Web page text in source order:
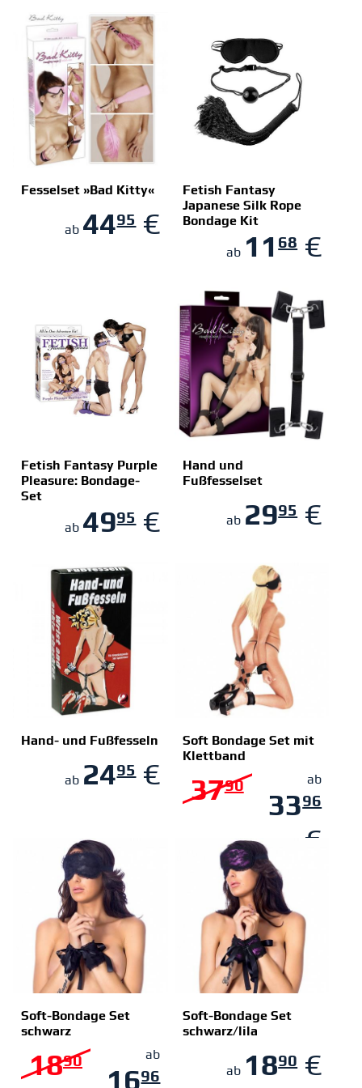
Fesselset »Bad Kitty«
ab 4495€
ZUM SHOP
Fetish Fantasy
Japanese Silk Rope
Bondage Kit
ab 1168€
ZUM SHOP
Fetish Fantasy Purple
Pleasure: Bondage-
Set
ab 4995€
ZUM SHOP
Hand und
Fußfesselset
ab 2995€
Hand- und Fußfesseln
ab 2495€
ZUM SHOP
Soft Bondage Set mit
Klettband
3790 ab
3396
€
ZUM SHOP
Soft-Bondage Set
schwarz
1890 ab
1696
ZUM SHOP
Soft-Bondage Set
schwarz/lila
ab 1890€